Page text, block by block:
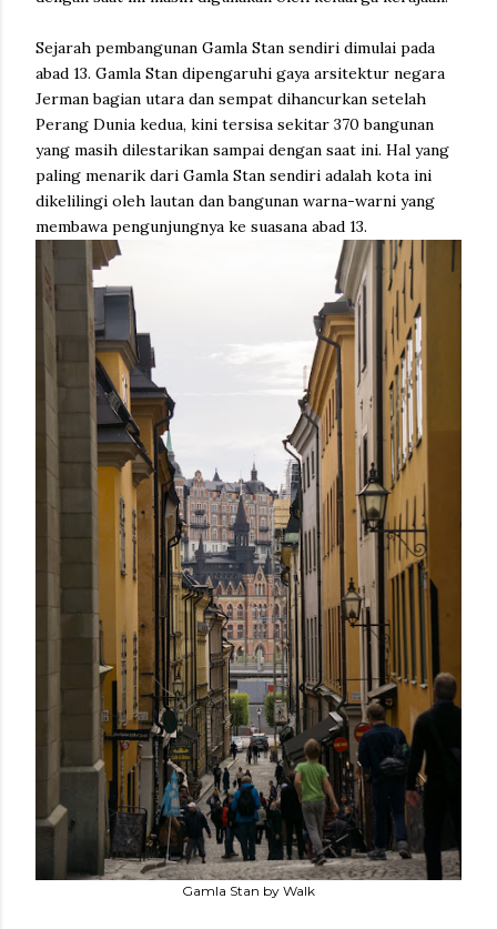
Sejarah pembangunan Gamla Stan sendiri dimulai pada
abad 13. Gamla Stan dipengaruhi gaya arsitektur negara
Jerman bagian utara dan sempat dihancurkan setelah
Perang Dunia kedua, kini tersisa sekitar 370 bangunan
yang masih dilestarikan sampai dengan saat ini. Hal yang
paling menarik dari Gamla Stan sendiri adalah kota ini
dikelilingi oleh lautan dan bangunan warna-warni yang
membawa pengunjungnya ke suasana abad 13.
Gamla Stan by Walk